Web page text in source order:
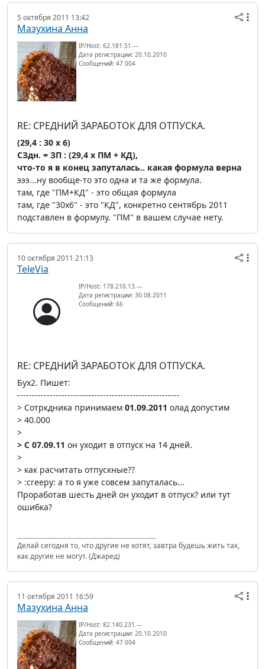
5 октября 2011 13:42
Мазухина Анна
IP/Host: 62.181.51.---
Дата регистрации: 20.10.2010
Сообщений: 47 004
RE: СРЕДНИЙ ЗАРАБОТОК ДЛЯ ОТПУСКА.
(29,4 : 30 х 6)
СЗдн. = ЗП : (29,4 х ПМ + КД),
что-то я в конец запуталась.. какая формула верна
эээ...ну вообще-то это одна и та же формула.
там, где "ПМ+КД" - это общая формула
там, где "30х6" - это "КД", конкретно сентябрь 2011
подставлен в формулу. "ПМ" в вашем случае нету.
10 октября 2011 21:13
TeleVia
IP/Host: 178.210.13.---
Дата регистрации: 30.08.2011
Сообщений: 66
RE: СРЕДНИЙ ЗАРАБОТОК ДЛЯ ОТПУСКА.
Бух2. Пишет:
-------------------------------------------------------
> Сотркдника принимаем 01.09.2011 олад допустим
> 40.000
>
> С 07.09.11 он уходит в отпуск на 14 дней.
>
> как расчитать отпускные??
> :creepy: а то я уже совсем запуталась...
Проработав шесть дней он уходит в отпуск? или тут
ошибка?
Делай сегодня то, что другие не хотят, завтра будешь жить так,
как другие не могут. (Джаред)
11 октября 2011 16:59
Мазухина Анна
IP/Host: 82.140.231.---
Дата регистрации: 20.10.2010
Сообщений: 47 004